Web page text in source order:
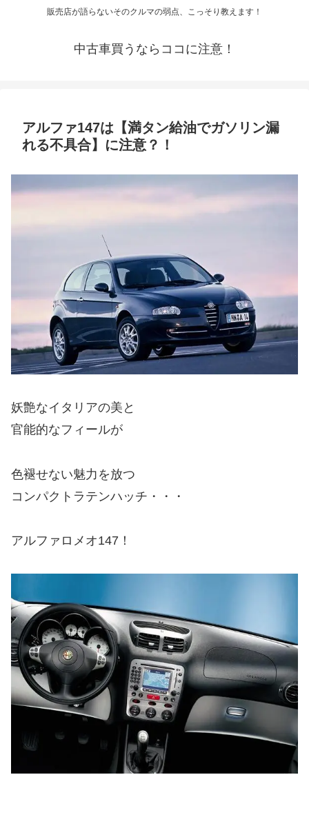
販売店が語らないそのクルマの弱点、こっそり教えます！
中古車買うならココに注意！
アルファ147は【満タン給油でガソリン漏
れる不具合】に注意？！
妖艶なイタリアの美と
官能的なフィールが
色褪せない魅力を放つ
コンパクトラテンハッチ・・・
アルファロメオ147！